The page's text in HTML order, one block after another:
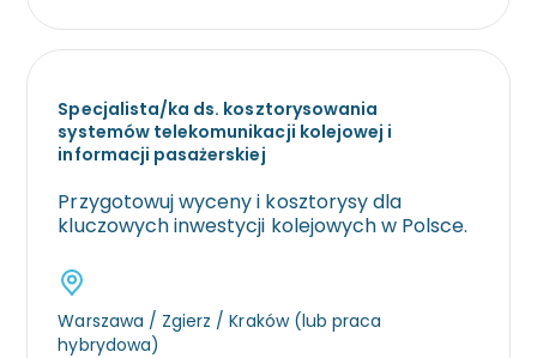
Specjalista/ka ds. kosztorysowania
systemów telekomunikacji kolejowej i
informacji pasażerskiej
Przygotowuj wyceny i kosztorysy dla
kluczowych inwestycji kolejowych w Polsce.
Warszawa / Zgierz / Kraków (lub praca
hybrydowa)